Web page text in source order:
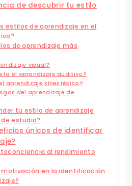
de descubrir tu estilo
estilos de aprendizaje en el
de aprendizaje más
visual?
el aprendizaje auditivo?
aprendizaje kinestésico?
del aprendizaje de
tu estilo de aprendizaje
estudio?
únicos de identificar
al rendimiento
motivación en la identificación